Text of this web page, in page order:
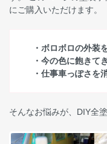
にご購入いただけます。
・ボロボロの外装
・今の色に飽きて
・仕事車っぽさを
そんなお悩みが、DIY全